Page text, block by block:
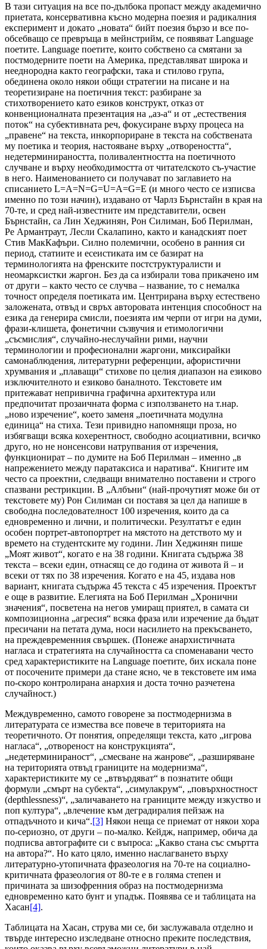
В тази ситуация на все по-дълбока пропаст между академично
приетата, консервативна късно модерна поезия и радикалния
експеримент и докато „новата“ бийт поезия бързо и все по-
обсебващо се превръща в мейнстрийм, се появяват Language
поетите. Language поетите, които собствено са смятани за
постмодерните поети на Америка, представляват широка и
нееднородна както географски, така и стилово група,
обединена около някои общи стратегии на писане и на
теоретизиране на поетичния текст: разбиране за
стихотворението като езиков конструкт, отказ от
конвенционалната презентация на „аз-а“ и от „естествения
поток“ на субективната реч, фокусиране върху процеса на
„правене“ на текста, инкорпориране в текста на собствената
му поетика и теория, настояване върху „отвореността“,
недетерминираността, поливалентността на поетичното
случване и върху необходимостта от читателското съ-участие
в него. Наименованието си получават по заглавието на
списанието L=A=N=G=U=A=G=E (и много често се изписва
именно по този начин), издавано от Чарлз Бърнстайн в края на
70-те, и сред най-известните им представители, освен
Бърнстайн, са Лин Хеджинян, Рон Силиман, Боб Перилман,
Ре Армантраут, Лесли Скалапино, както и канадският поет
Стив МакКафъри. Силно полемични, особено в ранния си
период, статиите и есеистиката им се базират на
терминологията на френските постструктуралисти и
неомарксистки жаргон. Без да са избирали това прикачено им
от други – както често се случва – название, то с немалка
точност определя поетиката им. Центрирана върху естествено
заложената, отвъд и свръх авторовата интенция способност на
езика да генерира смисли, поезията им черпи от игри на думи,
фрази-клишета, фонетични съзвучия и етимологични
„съсмислия“, случайно-неслучайни рими, научни
терминологии и професионални жаргони, миксирайки
самонаблюдения, литературни референции, афористични
хрумвания и „плаващи“ стихове по целия диапазон на езиково
изключителното и езиково баналното. Текстовете им
притежават непривична графична архитектура или
предпочитат прозаичната форма с използването на т.нар.
„ново изречение“, което заменя „поетичната модулна
единица“ на стиха. Тези привидно напомнящи проза, но
избягващи всяка кохерентност, свободно асоциативни, всичко
друго, но не нонсенсови натрупвания от изречения,
функционират – по думите на Боб Перилман – именно „в
напрежението между паратаксиса и наратива“. Книгите им
често са проектни, следващи внимателно поставени и строго
спазвани рестрикции. В „Албъни“ (най-прочутият може би от
текстовете му) Рон Силиман си поставя за цел да напише в
свободна последователност 100 изречения, които да са
едновременно и лични, и политически. Резултатът е един
особен портрет-автопортрет на мястото на детството му и
времето на студентските му години. Лин Хеджинян пише
„Моят живот“, когато е на 38 години. Книгата съдържа 38
текста – всеки един, отнасящ се до година от живота й – и
всеки от тях по 38 изречения. Когато е на 45, издава нов
вариант, книгата съдържа 45 текста с 45 изречения. Проектът
е още в развитие. Елегията на Боб Перилман „Хронични
значения“, посветена на негов умиращ приятел, в самата си
композиционна „агресия“ всяка фраза или изречение да бъдат
пресичани на петата дума, носи насилието на прекъсването,
на преждевременния свършек. (Понеже анархистичната
нагласа и стратегията на случайността са споменавани често
сред характеристиките на Language поетите, бих искала поне
от посочените примери да стане ясно, че в текстовете им има
по-скоро контролирана анархия и доста точно разчетена
случайност.)
Междувременно, самото говорене за постмодернизма в
литературата се измества все повече в територията на
теоретичното. От понятия, определящи текста, като „игрова
нагласа“, „отвореност на конструкцията“,
„недетерминираност“, „смесване на жанрове“, „разширяване
на територията отвъд границите на модернизма“,
характеристиките му се „втвърдяват“ в познатите общи
формули „смърт на субекта“, „симулакрум“, „повърхностност
(depthlessness)“, „заличаването на границите между изкуство и
поп култура“, „влечение към деградиралия пейзаж на
отпадъчното и кича“.[3] Някои неща се приемат от някои хора
по-сериозно, от други – по-малко. Кейдж, например, обича да
подписва автографите си с въпроса: „Какво стана със смъртта
на автора?“. Но като цяло, именно наслагването върху
литературно-утопичната фразеология на 70-те на социално-
критичната фразеология от 80-те е в голяма степен и
причината за шизофренния образ на постмодернизма
едновременно като бунт и упадък. Появява се и таблицата на
Хасан[4].
Таблицата на Хасан, струва ми се, би заслужавала отделно и
твърде интересно изследване относно преките последствия,